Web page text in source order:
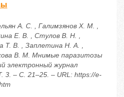
А. С. , Галимзянов Х. М. ,
Е. В. , Стулов В. Н. ,
Т. В. , Заплетина Н. А. ,
В. М. Мнимые паразитозы
электронный журнал
3. – С. 21–25. – URL: https://e-